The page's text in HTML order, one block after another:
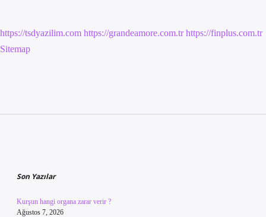
https://tsdyazilim.com https://grandeamore.com.tr https://finplus.com.tr
Sitemap
Son Yazılar
Kurşun hangi organa zarar verir ?
Ağustos 7, 2026